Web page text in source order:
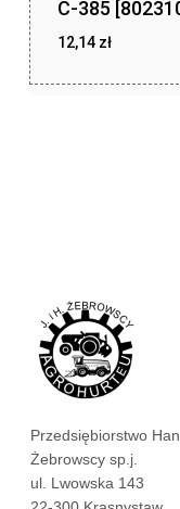
C-385
12,14 zł
Przedsiębiorstwo
Żebrowscy sp.j.
ul. Lwowska 143